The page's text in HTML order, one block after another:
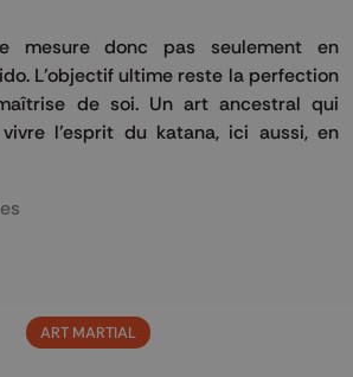
mesure donc pas seulement en
L’objectif ultime reste la perfection
de soi. Un art ancestral qui
l’esprit du katana, ici aussi, en
ART MARTIAL